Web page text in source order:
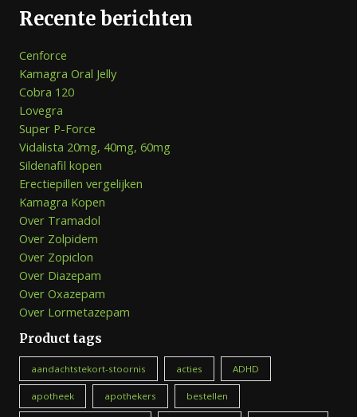
Recente berichten
Cenforce
Kamagra Oral Jelly
Cobra 120
Lovegra
Super P-Force
Vidalista 20mg, 40mg, 60mg
Sildenafil kopen
Erectiepillen vergelijken
Kamagra Kopen
Over Tramadol
Over Zolpidem
Over Zopiclon
Over Diazepam
Over Oxazepam
Over Lormetazepam
Product tags
aandachtstekort-stoornis acties ADHD
apotheek apothekers bestellen